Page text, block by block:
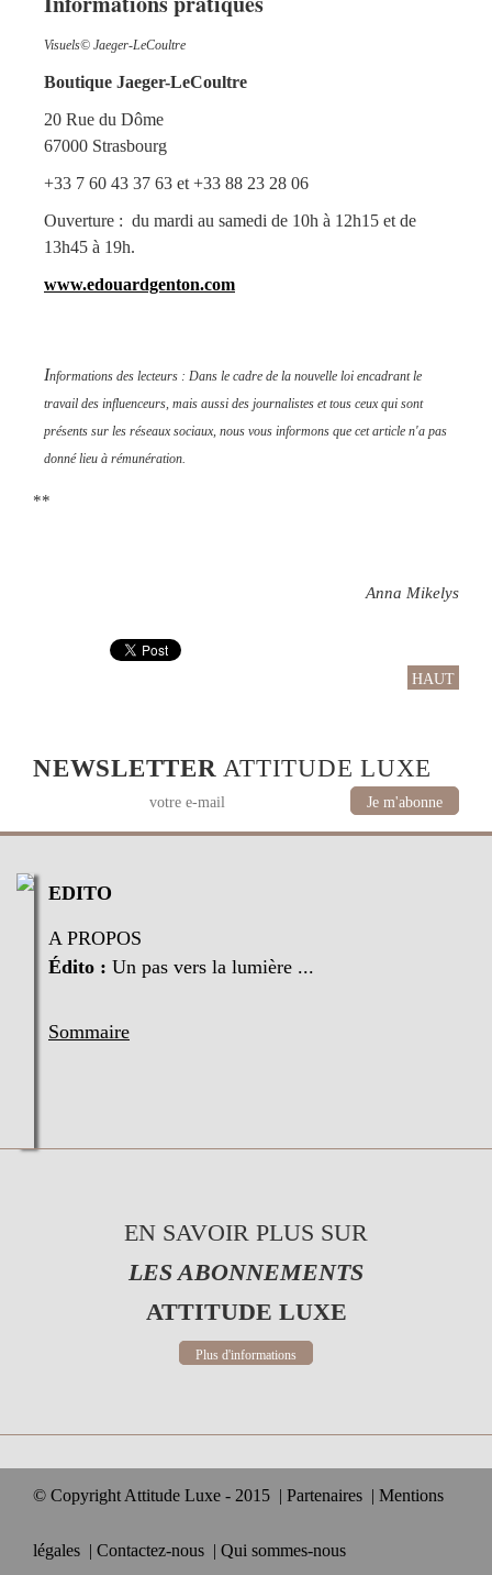
Visuels© Jaeger-LeCoultre
Boutique Jaeger-LeCoultre
20 Rue du Dôme
67000 Strasbourg
+33 7 60 43 37 63 et +33 88 23 28 06
Ouverture : du mardi au samedi de 10h à 12h15 et de
13h45 à 19h.
www.edouardgenton.com
Informations des lecteurs : Dans le cadre de la nouvelle loi encadrant le
travail des influenceurs, mais aussi des journalistes et tous ceux qui sont
présents sur les réseaux sociaux, nous vous informons que cet article n'a pas
donné lieu à rémunération.
**
Anna Mikelys
HAUT
NEWSLETTER ATTITUDE LUXE
EDITO
A PROPOS
Édito : Un pas vers la lumière ...
Sommaire
EN SAVOIR PLUS SUR
LES ABONNEMENTS
ATTITUDE LUXE
Plus d'informations
© Copyright Attitude Luxe - 2015 | Partenaires | Mentions
légales | Contactez-nous | Qui sommes-nous